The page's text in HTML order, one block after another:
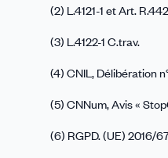
(2) L.4121-1 et Art.
(3) L.4122-1 C.trav.
(4) CNIL, Délibération
(5) CNNum, Avis «
(6) RGPD. (UE) 2016/